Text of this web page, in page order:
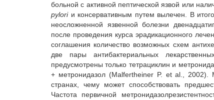
больной с активной пептической язвой или
рyloriи консервативным путем вылечен. В
неосложненной язвенной болезни
после проведения курса эрадикационного
соглашения количество возможных схем
две пары антибактериальных
предусмотрены только тетрациклин и
+ метронидазол (Malfertheiner P. et al., 2002).
странах, чему может способствовать
Частота первичной